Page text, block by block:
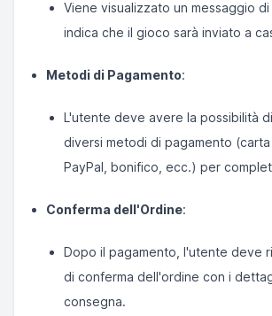
Viene visualizzato un messaggio
indica che il gioco sarà inviato a
Metodi di Pagamento:
L'utente deve avere la possibilità
diversi metodi di pagamento (carta
PayPal, bonifico, ecc.) per
Conferma dell'Ordine:
Dopo il pagamento, l'utente deve
di conferma dell'ordine con i
consegna.